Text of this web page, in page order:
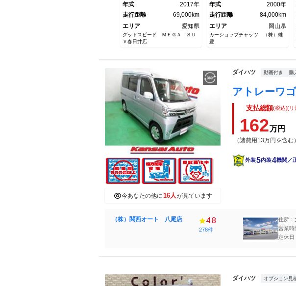
ドリングストップ／車線逸脱警
報機能／オートエアコン／ＥＴ
年式
2017年
走行距離
69,000km
エリア
愛知県
グッドスピード ＭＥＧＡ ＳＵ
Ｖ春日井店
年式
2000年
走行距離
84,000km
エリア
岡山県
カーショップチャッツ （株）雄
豊
今あなたの他に 16人 が見ています
ダイハツ 動画付き 購
支払総額(税込)(リ
162万円
（諸費用13万円を含む）
外装5内装4機関／
（株）関西オート 八尾店 4.8
278件
住所：
営業時
定休日
ダイハツ オプション見